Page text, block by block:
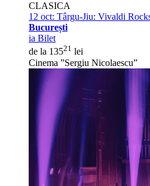
CLASICA
12 oct: Târgu-Jiu: Vivaldi
București
ia Bilet
de la 13521 lei
Cinema ”Sergiu Nicolaescu”